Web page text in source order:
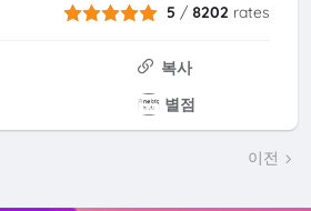
5 / 8202 rates
복사
별점
이전